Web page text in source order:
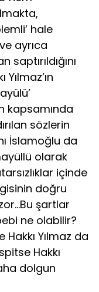
hale
ayrıca
kapsamında
sözlerin
İslamoğlu da
olarak
içinde
doğru
şartlar
ne olabilir?
Yılmaz da
Hakkı
dolgun